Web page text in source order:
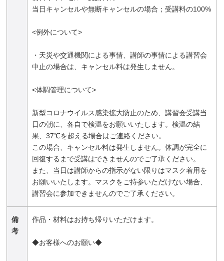
当日キャンセルや無断キャンセルの場合；受講料の100%
<例外について>
・天災や交通機関による事情、講師の事情による講習会
中止の場合は、キャンセル料は発生しません。
<体調管理について>
新型コロナウイルス感染拡大防止のため、講習会受講当
日の朝に、各自で検温をお願いいたします。検温の結
果、37℃を超える場合はご連絡ください。
この場合、キャンセル料は発生しません。体調が完全に
回復するまで受講はできませんのでご了承ください。
また、当日は講師からの指示がない限りはマスク着用を
お願いいたします。マスクをご持参いただけない場合、
講習会に参加できませんのでご了承ください。
備
考
作品・材料はお持ち帰りいただけます。
◆お客様へのお願い◆